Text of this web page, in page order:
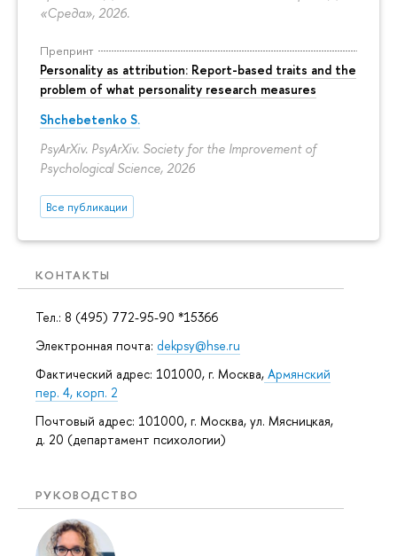
«Среда», 2026.
Препринт
Personality as attribution: Report-based traits and the
problem of what personality research measures
Shchebetenko S.
PsyArXiv. PsyArXiv. Society for the Improvement of
Psychological Science, 2026
Все публикации
КОНТАКТЫ
Тел.: 8 (495) 772-95-90 *15366
Электронная почта: dekpsy@hse.ru
Фактический адрес: 101000, г. Москва, Армянский
пер. 4, корп. 2
Почтовый адрес: 101000, г. Москва, ул. Мясницкая,
д. 20 (департамент психологии)
РУКОВОДСТВО